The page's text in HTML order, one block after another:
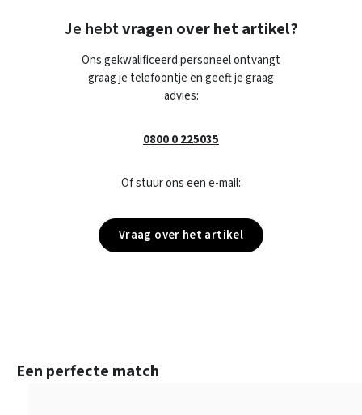
Je hebtvragen over het artikel?
Ons gekwalificeerd personeel ontvangt
graag je telefoontje en geeft je graag
advies:
0800 0 225035
Of stuur ons een e-mail:
Vraag over het artikel
Productgalerij overslaan
Een perfecte match